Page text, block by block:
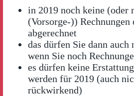
in 2019 noch keine (oder
(Vorsorge-)) Rechnungen
abgerechnet
das dürfen Sie dann
wenn Sie noch
es dürfen keine
werden für 2019 (auch
rückwirkend)